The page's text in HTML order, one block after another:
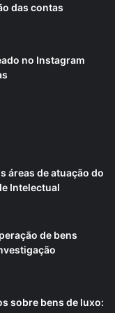
das contas
no Instagram
áreas de atuação do
Intelectual
de bens
sobre bens de luxo: